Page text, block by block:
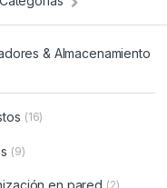
& Almacenamiento
(16)
(9)
en pared (2)